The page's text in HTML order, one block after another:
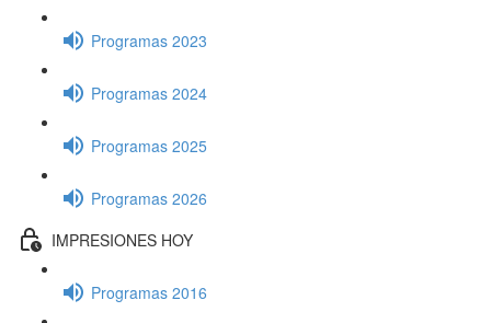
Programas 2023
Programas 2024
Programas 2025
Programas 2026
IMPRESIONES HOY
Programas 2016